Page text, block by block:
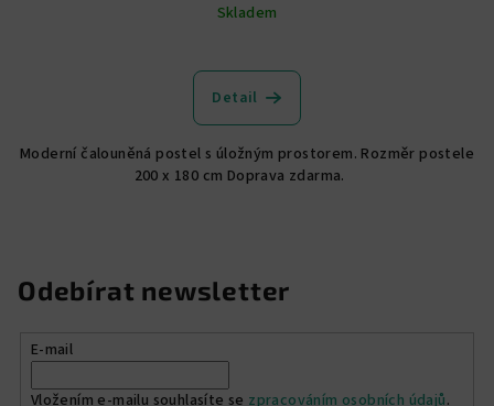
Skladem
Detail
Moderní čalouněná postel s úložným prostorem. Rozměr postele
200 x 180 cm Doprava zdarma.
Odebírat newsletter
E-mail
Vložením e-mailu souhlasíte se zpracováním osobních údajů.